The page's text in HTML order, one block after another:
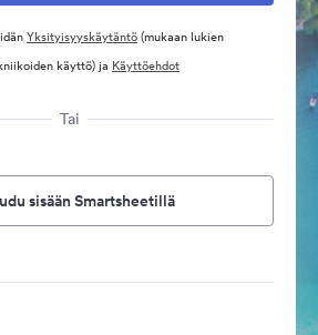
Yksityisyyskäytäntö(mukaan lukien
käyttö) ja Käyttöehdot
Tai
sisään Smartsheetillä